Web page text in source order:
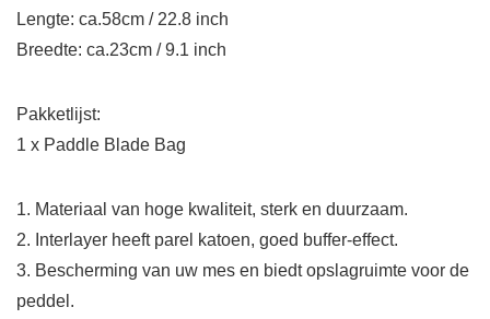
Lengte: ca.58cm / 22.8 inch
Breedte: ca.23cm / 9.1 inch
Pakketlijst:
1 x Paddle Blade Bag
1. Materiaal van hoge kwaliteit, sterk en duurzaam.
2. Interlayer heeft parel katoen, goed buffer-effect.
3. Bescherming van uw mes en biedt opslagruimte voor de
peddel.